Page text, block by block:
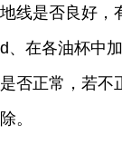
地线是否良好，
d、在各油杯中
是否正常，若不
除。